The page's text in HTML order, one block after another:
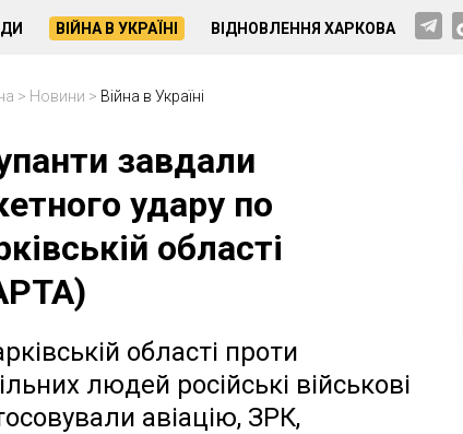
ВІЙНА В УКРАЇНІ ВІДНОВЛЕННЯ ХАРКОВА
> Новини > Війна в Україні
завдали
удару по
області
області проти
людей російські військові
авіацію, ЗРК,